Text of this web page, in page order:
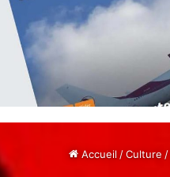
Accueil /Culture /